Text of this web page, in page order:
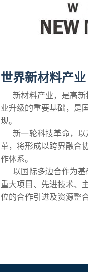
世界新材料产业
新材料产业，是高新
业升级的重要基础，是
现。
新一轮科技革命，以
革，将形成以跨界融合
作体系。
以国际多边合作为基
重大项目、先进技术、
位的合作引进及资源整